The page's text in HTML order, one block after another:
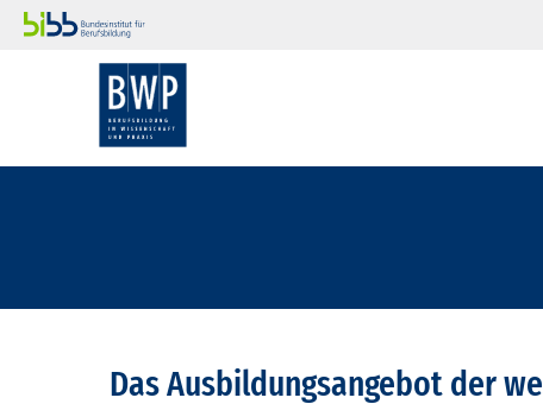
Das Ausbildungsangebot der